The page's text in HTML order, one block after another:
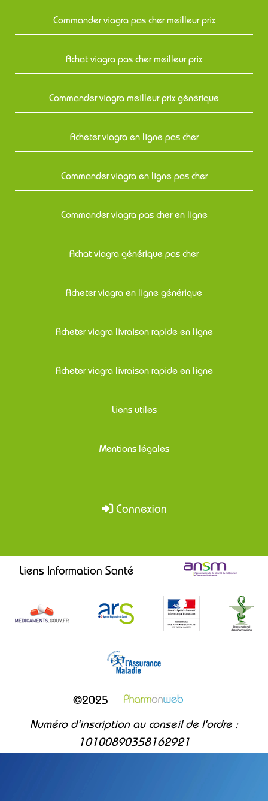
Commander viagra pas cher meilleur prix
Achat viagra pas cher meilleur prix
Commander viagra meilleur prix générique
Acheter viagra en ligne pas cher
Commander viagra en ligne pas cher
Commander viagra pas cher en ligne
Achat viagra générique pas cher
Acheter viagra en ligne générique
Acheter viagra livraison rapide en ligne
Acheter viagra livraison rapide en ligne
Liens utiles
Mentions légales
Connexion
Liens Information Santé
©2025
Numéro d'inscription au conseil de l'ordre :
10100890358162921